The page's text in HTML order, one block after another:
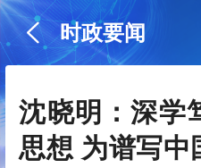
时政要闻
沈晓明：深学
思想 为谱写中